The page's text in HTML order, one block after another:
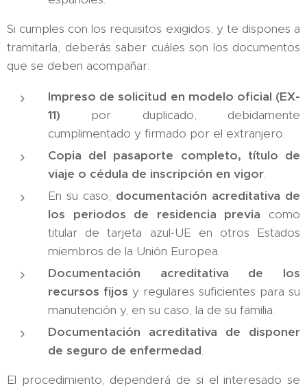
Si cumples con los requisitos exigidos, y te dispones a
tramitarla, deberás saber cuáles son los documentos
que se deben acompañar:
Impreso de solicitud en modelo oficial (EX-
11) por duplicado, debidamente
cumplimentado y firmado por el extranjero.
Copia del pasaporte completo, título de
viaje o cédula de inscripción en vigor.
En su caso, documentación acreditativa de
los periodos de residencia previa como
titular de tarjeta azul-UE en otros Estados
miembros de la Unión Europea.
Documentación acreditativa de los
recursos fijos y regulares suficientes para su
manutención y, en su caso, la de su familia.
Documentación acreditativa de disponer
de seguro de enfermedad.
El procedimiento, dependerá de si el interesado se